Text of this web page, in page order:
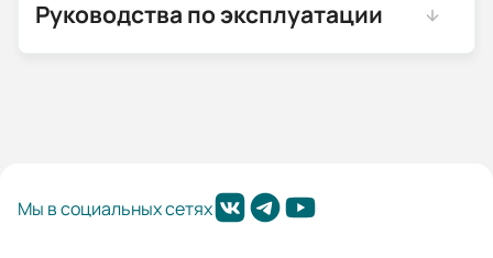
Руководства по эксплуатации
Мы в социальных сетях